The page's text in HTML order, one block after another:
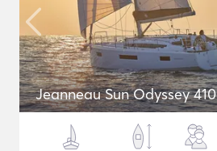
Jeanneau Sun Odyssey 410